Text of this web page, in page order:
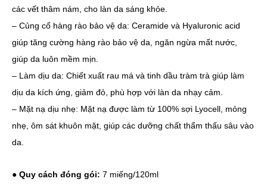
các vết thâm nám, cho làn da sáng khỏe.
– Củng cố hàng rào bảo vệ da: Ceramide và Hyaluronic acid
giúp tăng cường hàng rào bảo vệ da, ngăn ngừa mất nước,
giúp da luôn mềm mịn.
– Làm dịu da: Chiết xuất rau má và tinh dầu tràm trà giúp làm
dịu da kích ứng, giảm đỏ, phù hợp với làn da nhạy cảm.
– Mặt nạ dịu nhẹ: Mặt nạ được làm từ 100% sợi Lyocell, mỏng
nhẹ, ôm sát khuôn mặt, giúp các dưỡng chất thẩm thấu sâu vào
da.
● Quy cách đóng gói: 7 miếng/120ml